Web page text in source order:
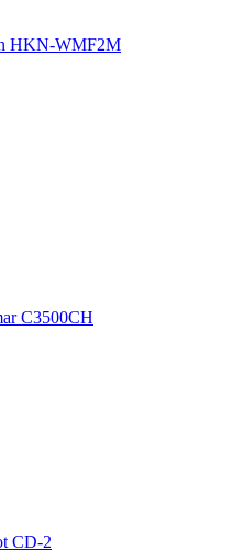
HKN-WMF2M
C3500CH